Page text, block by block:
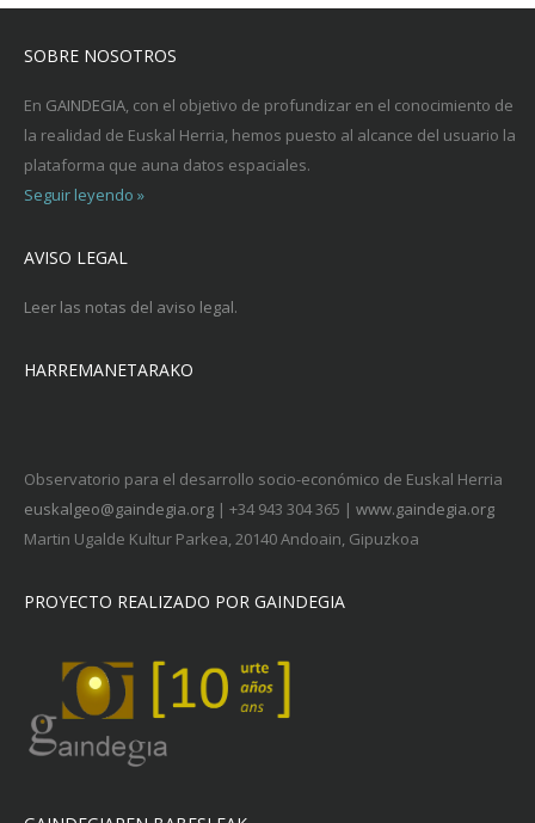
SOBRE NOSOTROS
En GAINDEGIA, con el objetivo de profundizar en el conocimiento de
la realidad de Euskal Herria, hemos puesto al alcance del usuario la
plataforma que auna datos espaciales.
Seguir leyendo »
AVISO LEGAL
Leer las notas del aviso legal.
HARREMANETARAKO
Observatorio para el desarrollo socio-económico de Euskal Herria
euskalgeo@gaindegia.org | +34 943 304 365 | www.gaindegia.org
Martin Ugalde Kultur Parkea, 20140 Andoain, Gipuzkoa
PROYECTO REALIZADO POR GAINDEGIA